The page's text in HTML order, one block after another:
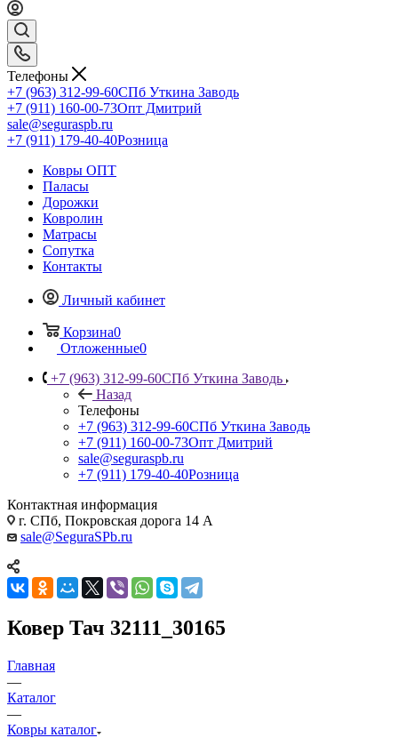
Телефоны
+7 (963) 312-99-60СПб Уткина Заводь
+7 (911) 160-00-73Опт Дмитрий
sale@seguraspb.ru
+7 (911) 179-40-40Розница
Ковры ОПТ
Паласы
Дорожки
Ковролин
Матрасы
Сопутка
Контакты
Личный кабинет
Корзина0
Отложенные0
+7 (963) 312-99-60СПб Уткина Заводь
Назад
Телефоны
+7 (963) 312-99-60СПб Уткина Заводь
+7 (911) 160-00-73Опт Дмитрий
sale@seguraspb.ru
+7 (911) 179-40-40Розница
Контактная информация
г. СПб, Покровская дорога 14 А
sale@SeguraSPb.ru
Ковер Тач 32111_30165
Главная
—
Каталог
—
Ковры каталог